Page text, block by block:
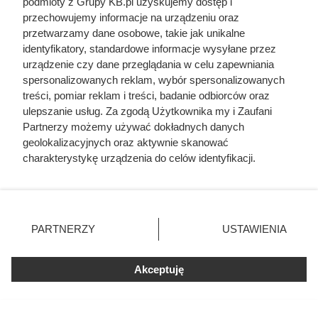
Elewacja znów zrobiła się zielona po kilku
miesiącach. Zabrakło jednego zabezpieczenia
przechowujemy informacje na urządzeniu oraz
przetwarzamy dane osobowe, takie jak unikalne
identyfikatory, standardowe informacje wysyłane przez
urządzenie czy dane przeglądania w celu zapewniania
spersonalizowanych reklam, wybór spersonalizowanych
treści, pomiar reklam i treści, badanie odbiorców oraz
ulepszanie usług. Za zgodą Użytkownika my i Zaufani
Partnerzy możemy używać dokładnych danych
geolokalizacyjnych oraz aktywnie skanować
charakterystykę urządzenia do celów identyfikacji.
zmienić/wycofać klikając przycisk ustawień prywatności
znajdujący się w lewym dolnym rogu strony. Niektóre
użytkownika, ale masz prawo sprzeciwić się takiemu
przetwarzaniu. Preferencje będą miały zastosowania tylko
PARTNERZY USTAWIENIA
Akceptuję